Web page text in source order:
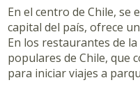
En el centro de Chile, se
capital del país, ofrece
En los restaurantes de
populares de Chile, que
para iniciar viajes a